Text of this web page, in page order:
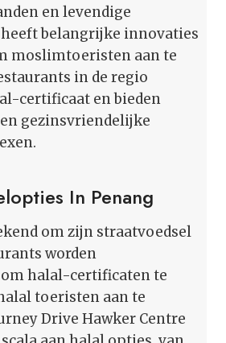
en levendige
belangrijke innovaties
moslimtoeristen aan te
in de regio
certificaat en bieden
gezinsvriendelijke
In Penang
om zijn straatvoedsel
worden
halal-certificaten te
toeristen aan te
Drive Hawker Centre